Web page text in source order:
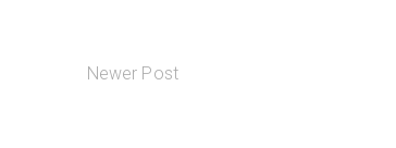
Newer Post